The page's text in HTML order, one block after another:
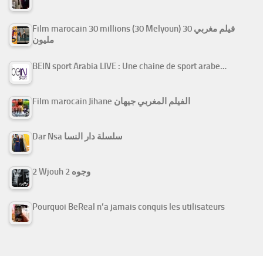
Film marocain 30 millions (30 Melyoun) فيلم مغربي 30
مليون
BEIN sport Arabia LIVE : Une chaine de sport arabe…
Film marocain Jihane الفيلم المغربي جيهان
Dar Nsa سلسلة دار النسا
2 Wjouh 2 وجوه
Pourquoi BeReal n’a jamais conquis les utilisateurs